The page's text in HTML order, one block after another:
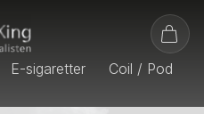
E-sigaretter Coil / Pod